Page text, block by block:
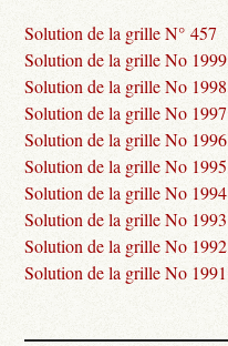
Solution de la grille N° 457
Solution de la grille No 1999
Solution de la grille No 1998
Solution de la grille No 1997
Solution de la grille No 1996
Solution de la grille No 1995
Solution de la grille No 1994
Solution de la grille No 1993
Solution de la grille No 1992
Solution de la grille No 1991